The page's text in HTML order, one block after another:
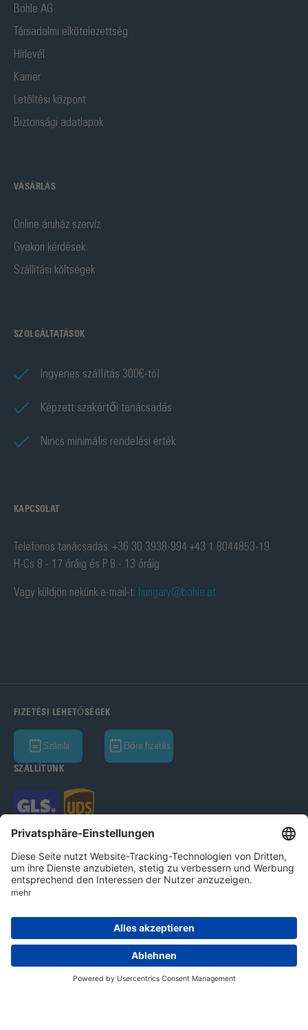
Bohle AG
Társadalmi elkötelezettség
Hírlevél
Karrier
Letöltési központ
Biztonsági adatlapok
VÁSÁRLÁS
Online áruház szervíz
Gyakori kérdések
Szállítási költségek
SZOLGÁLTATÁSOK
Ingyenes szállítás 300€-tól
Képzett szakértői tanácsadás
Nincs minimális rendelési érték
KAPCSOLAT
Telefonos tanácsadás: +36 30 3938-994 +43 1 8044853-19
H-Cs 8 - 17 óráig és P 8 - 13 óráig
Vagy küldjön nekünk e-mail-t: hungary@bohle.at
FIZETÉSI LEHETŐSÉGEK
Számla Előre fizetés
SZÁLLÍTUNK
Bohle GmbH 2026
Adatvédelmi nyilatkozat
Ált.Üz.Felt.